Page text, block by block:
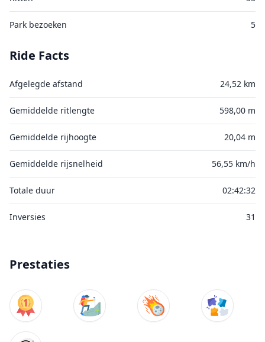
Park bezoeken 5
Ride Facts
Afgelegde afstand 24,52 km
Gemiddelde ritlengte 598,00 m
Gemiddelde rijhoogte 20,04 m
Gemiddelde rijsnelheid 56,55 km/h
Totale duur 02:42:32
Inversies 31
Prestaties